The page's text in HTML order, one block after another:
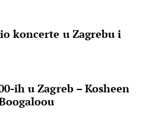
koncerte u Zagrebu i
ih u Zagreb – Kosheen